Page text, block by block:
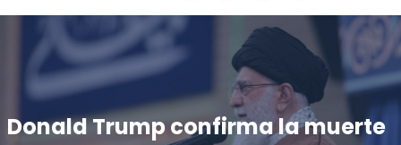
Donald Trump confirma la muerte